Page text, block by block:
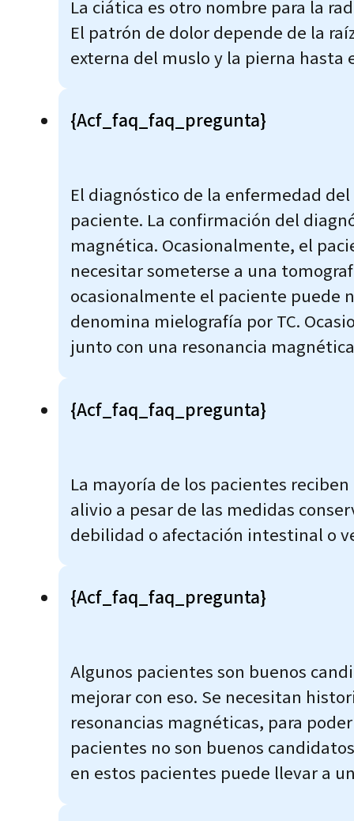
La ciática es otro nombre para la
El patrón de dolor depende de la
externa del muslo y la pierna hasta
{acf_faq_faq_pregunta}
El diagnóstico de la enfermedad
paciente. La confirmación del
magnética. Ocasionalmente, el
necesitar someterse a una
ocasionalmente el paciente puede
denomina mielografía por TC.
junto con una resonancia
{acf_faq_faq_pregunta}
La mayoría de los pacientes
alivio a pesar de las medidas
debilidad o afectación intestinal o
{acf_faq_faq_pregunta}
Algunos pacientes son buenos
mejorar con eso. Se necesitan
resonancias magnéticas, para
pacientes no son buenos
en estos pacientes puede llevar a